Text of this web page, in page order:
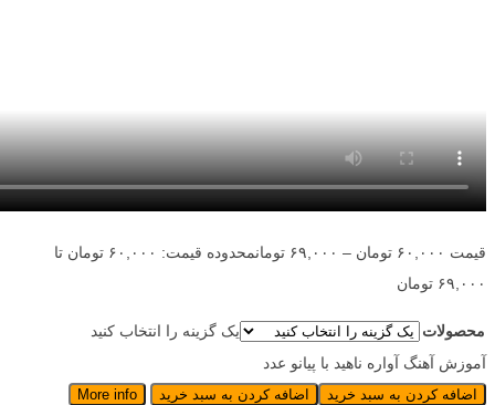
قیمت ۶۰,۰۰۰ تومان – ۶۹,۰۰۰ تومان
محدوده قیمت: ۶۰,۰۰۰ تومان تا
۶۹,۰۰۰ تومان
محصولات
یک گزینه را انتخاب کنید
آموزش آهنگ آواره ناهید با پیانو عدد
اضافه کردن به سبد خرید اضافه کردن به سبد خرید More info